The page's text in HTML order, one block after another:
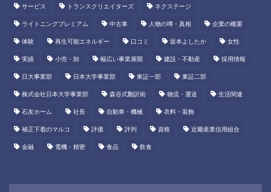
サービス トランスクリエイターズ ネクステージ
ライトニングプレミアム 中古車 人物の噂・真相 企業の概要
体験 再生可能エネルギー 口コミ 坂本よしたか 女性
実績 小売・卸 幅広い事業展開 建設・不動産 採用情報
日大事業部 日本大学事業部 東証一部 東証二部
株式会社日本大学事業部 森谷式翻訳術 物流・運送 生活関連
石友ホーム 社長 自動車・機械 衣料・装飾
補正下着のマルコ 評価 評判 資格 近畿産業信用組合
金融 電機・精密 食品 飲食